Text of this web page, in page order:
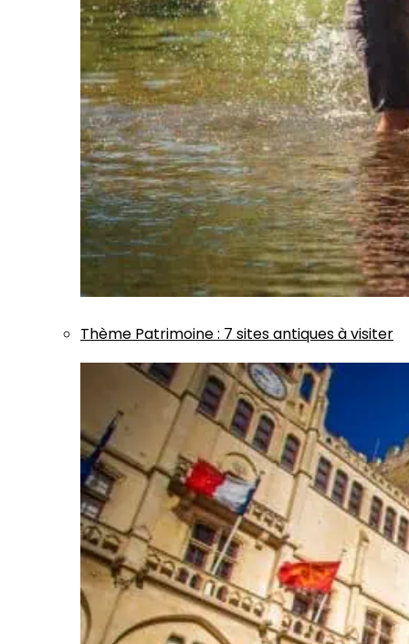
Thème Patrimoine: 7 sites antiques à visiter